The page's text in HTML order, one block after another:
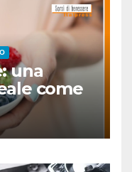
una
come